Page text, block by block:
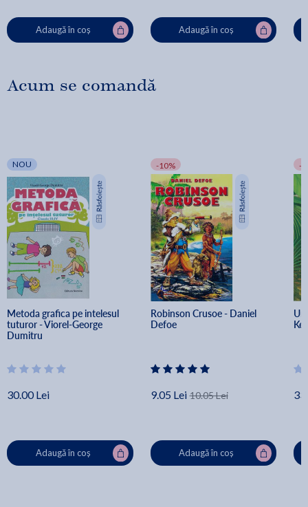
Adaugă în coș Adaugă în coș
Acum se comandă
NOU
Metoda grafica pe intelesul
tuturor - Viorel-George
Dumitru
30.00 Lei
Adaugă în coș
-10%
Robinson Crusoe - Daniel
Defoe
9.05 Lei 10.05 Lei
Adaugă în coș
-